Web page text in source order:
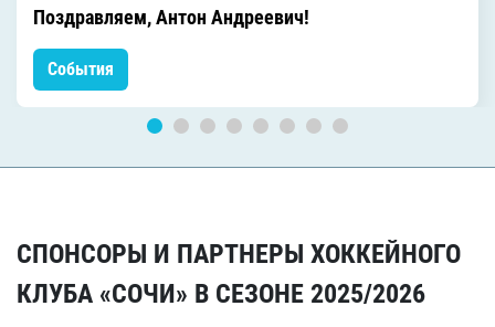
Поздравляем, Антон Андреевич!
События
СПОНСОРЫ И ПАРТНЕРЫ ХОККЕЙНОГО
КЛУБА «СОЧИ» В СЕЗОНЕ 2025/2026